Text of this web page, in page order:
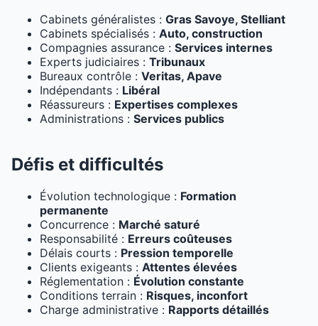
Cabinets généralistes : Gras Savoye, Stelliant
Cabinets spécialisés : Auto, construction
Compagnies assurance : Services internes
Experts judiciaires : Tribunaux
Bureaux contrôle : Veritas, Apave
Indépendants : Libéral
Réassureurs : Expertises complexes
Administrations : Services publics
Défis et difficultés
Évolution technologique : Formation
permanente
Concurrence : Marché saturé
Responsabilité : Erreurs coûteuses
Délais courts : Pression temporelle
Clients exigeants : Attentes élevées
Réglementation : Évolution constante
Conditions terrain : Risques, inconfort
Charge administrative : Rapports détaillés